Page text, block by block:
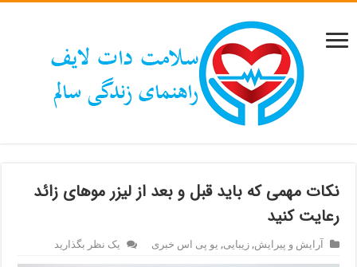
نکات مهمی که باید قبل و بعد از لیزر موهای زائد
رعایت کنید
آرایش و پیرایش,زیبایی, یو پی اس خبری یک نظر بگذارید